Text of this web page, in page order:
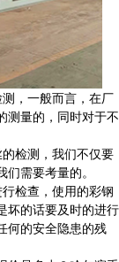
，一般而言，在厂
测量的，同时对于不
检测，我们不仅要
需要考量的。
检查，使用的彩钢
坏的话要及时的进行
何的安全隐患的残